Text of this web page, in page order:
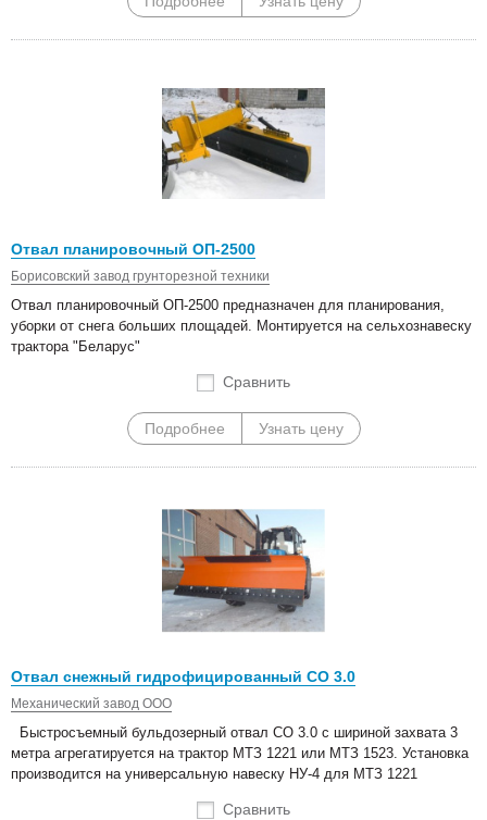
Отвал планировочный ОП-2500
Борисовский завод грунторезной техники
Отвал планировочный ОП-2500 предназначен для планирования,
уборки от снега больших площадей. Монтируется на сельхознавеску
трактора "Беларус"
Сравнить
Подробнее Узнать цену
Отвал снежный гидрофицированный СО 3.0
Механический завод ООО
Быстросъемный бульдозерный отвал СО 3.0 с шириной захвата 3
метра агрегатируется на трактор МТЗ 1221 или МТЗ 1523. Установка
производится на универсальную навеску НУ-4 для МТЗ 1221
Сравнить